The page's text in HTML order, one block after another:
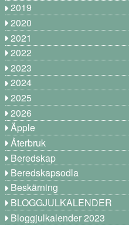
2019
2020
2021
2022
2023
2024
2025
2026
Äpple
Återbruk
Beredskap
Beredskapsodla
Beskärning
BLOGGJULKALENDER
Bloggjulkalender 2023